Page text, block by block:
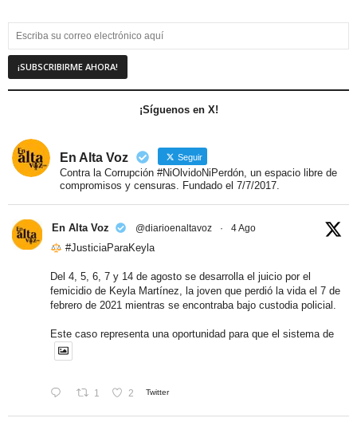
¡Síguenos en X!
En Alta Voz Seguir
Contra la Corrupción #NiOlvidoNiPerdón, un espacio libre de
compromisos y censuras. Fundado el 7/7/2017.
En Alta Voz @diarioenaltavoz · 4 Ago
#JusticiaParaKeyla
Del 4, 5, 6, 7 y 14 de agosto se desarrolla el juicio por el
femicidio de Keyla Martínez, la joven que perdió la vida el 7 de
febrero de 2021 mientras se encontraba bajo custodia policial.
Este caso representa una oportunidad para que el sistema de
1 2 Twitter